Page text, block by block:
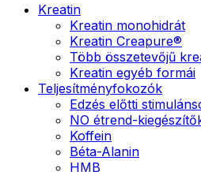
Kreatin
Kreatin monohidrát
Kreatin Creapure®
Több összetevőjű
Kreatin egyéb formái
Teljesítményfokozók
Edzés előtti
NO étrend-
Koffein
Béta-Alanin
HMB